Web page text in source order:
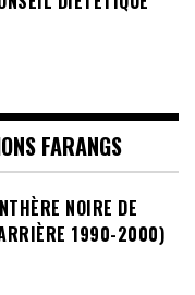
FARANGS
NOIRE DE
1990-2000)